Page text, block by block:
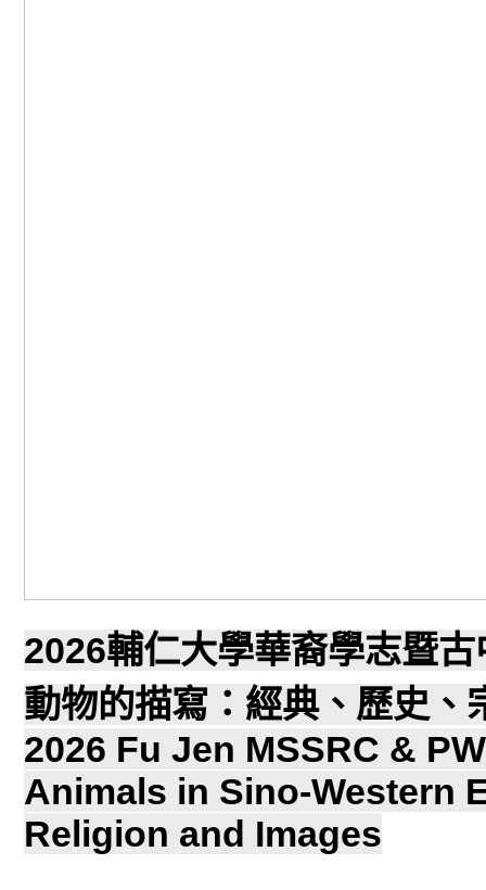
2026輔仁大學華裔學志暨
動物的描寫：經典、歷史、
2026 Fu Jen MSSRC &
Animals in Sino-Western
Religion and Images